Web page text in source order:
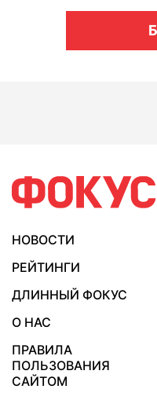
НОВОСТИ
РЕЙТИНГИ
ДЛИННЫЙ ФОКУС
О НАС
ПРАВИЛА
ПОЛЬЗОВАНИЯ
САЙТОМ